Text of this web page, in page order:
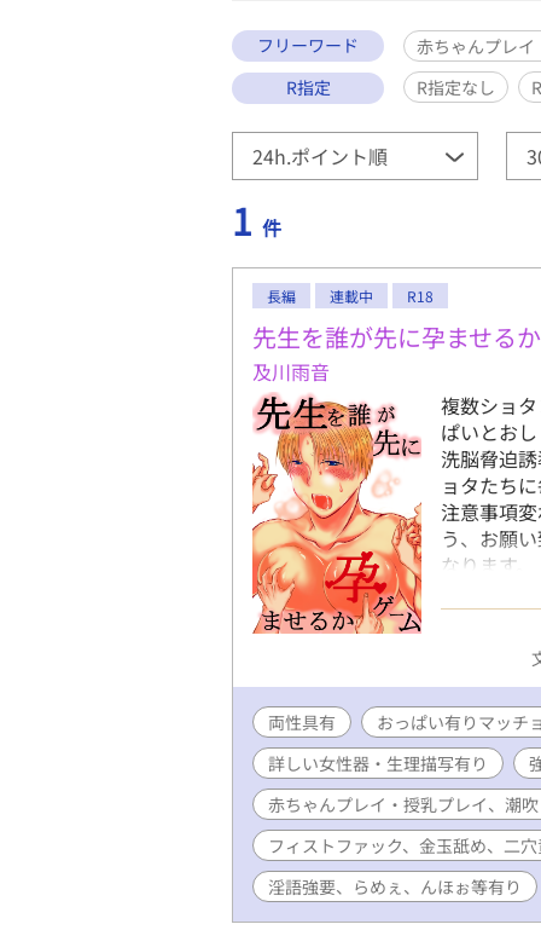
フリーワード
赤ちゃんプレ
R指定
R指定なし
1 件
長編 連載中 R18
先生を誰が先に孕ませる
及川雨音
複数ショ
ぱいとお
洗脳脅迫
ョタたち
注意事項
う、お願
なります
意味チー
す。 ＊
ーカー行
ゃんプレ
チャ、拘
引機、貞
ク有りま
攻めにと
有り ＊金
両性具有
おっぱい有りマッチ
詳しい女性器・生理描写有り
赤ちゃんプレイ・授乳プレイ、潮
フィストファック、金玉舐め、二
淫語強要、らめぇ、んほぉ等有り